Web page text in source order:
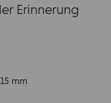
Erinnerung
mm